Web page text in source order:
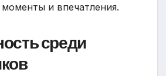
и впечатления.
среди